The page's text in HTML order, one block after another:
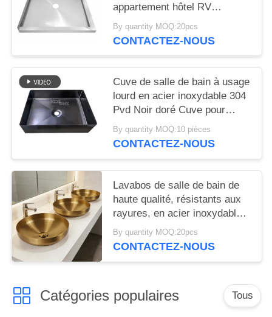
appartement hôtel RV
Portable des normes
américaines et européennes
By quantity MOQ:20pcs
CONTACTEZ-NOUS
Cuve de salle de bain à usage
lourd en acier inoxydable 304
Pvd Noir doré Cuve pour
toilettes Hôtel de luxe au-
dessus du comptoir
By quantity MOQ:10 pièces
CONTACTEZ-NOUS
Lavabos de salle de bain de
haute qualité, résistants aux
rayures, en acier inoxydable
SS304, lavabo rond épais en
cuivre, lavabo à main
By quantity MOQ:20pcs
CONTACTEZ-NOUS
Catégories populaires Tous